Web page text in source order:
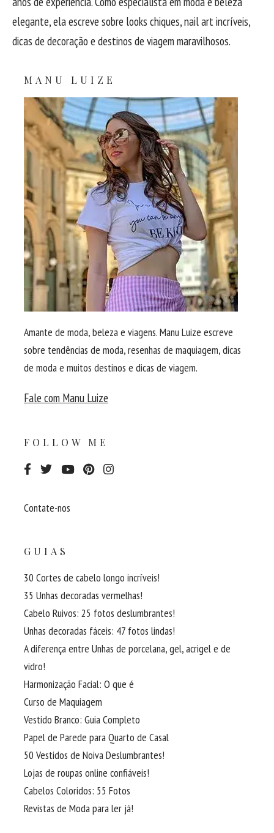
elegante, ela escreve sobre looks chiques, nail art incríveis,
dicas de decoração e destinos de viagem maravilhosos.
MANU LUIZE
Amante de moda, beleza e viagens. Manu Luize escreve
sobre tendências de moda, resenhas de maquiagem, dicas
de moda e muitos destinos e dicas de viagem.
Fale com Manu Luize
FOLLOW ME
Contate-nos
GUIAS
30 Cortes de cabelo longo incríveis!
35 Unhas decoradas vermelhas!
Cabelo Ruivos: 25 fotos deslumbrantes!
Unhas decoradas fáceis: 47 fotos lindas!
A diferença entre Unhas de porcelana, gel, acrigel e de
vidro!
Harmonização Facial: O que é
Curso de Maquiagem
Vestido Branco: Guia Completo
Papel de Parede para Quarto de Casal
50 Vestidos de Noiva Deslumbrantes!
Lojas de roupas online confiáveis!
Cabelos Coloridos: 55 Fotos
Revistas de Moda para ler já!